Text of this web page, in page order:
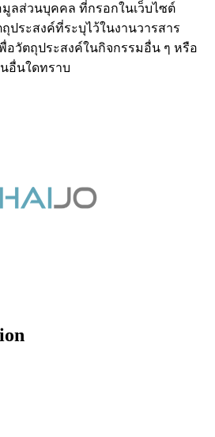
ลส่วนบุคคล ที่กรอกในเว็บไซต์
ประสงค์ที่ระบุไว้ในงานวารสาร
พื่อวัตถุประสงค์ในกิจกรรมอื่น ๆ หรือ
อื่นใดทราบ